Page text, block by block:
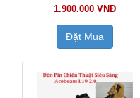
1.900.000 VNĐ
Đặt Mua